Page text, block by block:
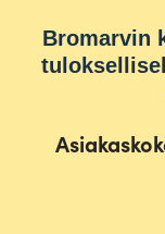
Bromarvin